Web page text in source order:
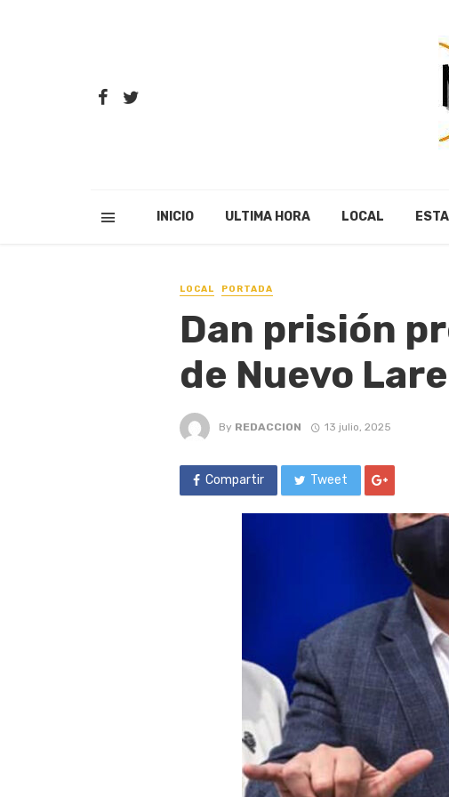
INICIO ULTIMA HORA LOCAL
LOCAL PORTADA
Dan prisión
de Nuevo
By REDACCION 13 julio, 2025
Compartir Tweet